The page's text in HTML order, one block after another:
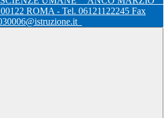
ROMA - Tel. 06121122245 Fax